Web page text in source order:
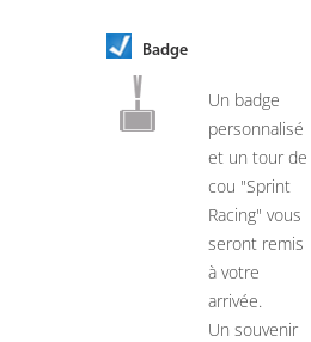
Badge
Un badge
personnalisé
et un tour de
cou "Sprint
Racing" vous
seront remis
à votre
arrivée.
Un souvenir